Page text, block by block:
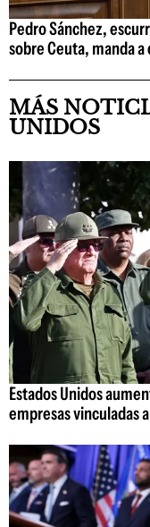
Pedro Sánchez,
sobre Ceuta, manda
MÁS
UNIDOS
Estados Unidos
empresas vinculadas